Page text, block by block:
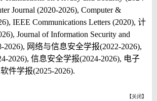
Journal (2020-2026), Computer &
IEEE Communications Letters (2020), 计
Journal of Information Security and
2026), 网络与信息安全学报(2022-2026),
2026), 信息安全学报(2024-2026), 电子
件学报(2025-2026).
【关闭 】